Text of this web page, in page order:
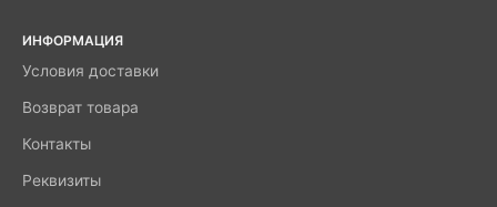
ИНФОРМАЦИЯ
Условия доставки
Возврат товара
Контакты
Реквизиты